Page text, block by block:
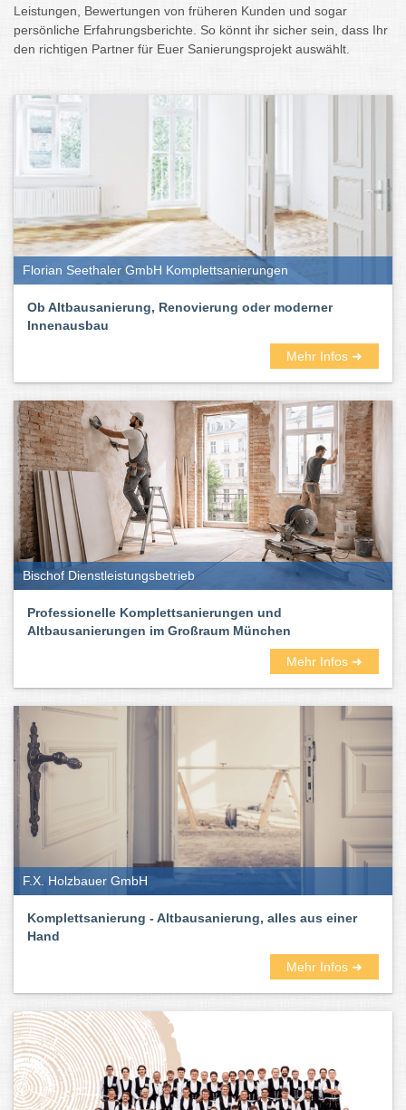
Leistungen, Bewertungen von früheren Kunden und sogar
persönliche Erfahrungsberichte. So könnt ihr sicher sein, dass Ihr
den richtigen Partner für Euer Sanierungsprojekt auswählt.
Florian Seethaler GmbH Komplettsanierungen
Ob Altbausanierung, Renovierung oder moderner
Innenausbau
Mehr Infos ➜
Bischof Dienstleistungsbetrieb
Professionelle Komplettsanierungen und
Altbausanierungen im Großraum München
Mehr Infos ➜
F.X. Holzbauer GmbH
Komplettsanierung - Altbausanierung, alles aus einer
Hand
Mehr Infos ➜